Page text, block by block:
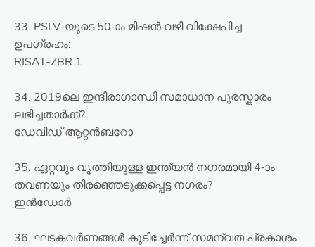
33. PSLV-യുടെ 50-ാം മിഷൻ വഴി വിക്ഷേപിച്ച
ഉപഗ്രഹം:
RISAT-ZBR 1
34. 2019ലെ ഇന്ദിരാഗാന്ധി സമാധാന പുരസ്കാരം
ലഭിച്ചതാർക്ക്?
ഡേവിഡ് ആറ്റൻബറോ
35. ഏറ്റവും വൃത്തിയുള്ള ഇന്ത്യൻ നഗരമായി 4-ാം
തവണയും തിരഞ്ഞെടുക്കപ്പെട്ട നഗരം?
ഇൻഡോർ
36. ഘടകവർണങ്ങൾ കൂടിച്ചേർന്ന് സമന്വത പ്രകാശം